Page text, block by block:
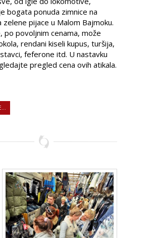
bogata ponuda zimnice na
zelene pijace u Malom Bajmoku.
po povoljnim cenama, može
rendani kiseli kupus, turšija,
feferone itd. U nastavku
pregled cena ovih atikala.